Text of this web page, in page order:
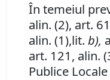
În temeiul
alin. (2), art.
alin. (1),lit. b),
art. 121, alin.
Publice